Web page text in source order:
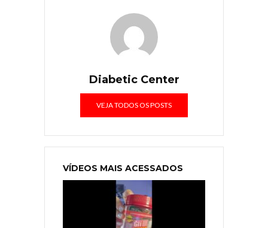
Diabetic Center
VEJA TODOS OS POSTS
VÍDEOS MAIS ACESSADOS